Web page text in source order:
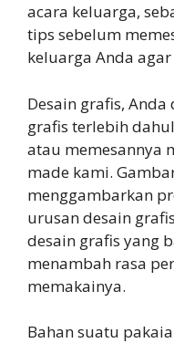
acara keluarga,
tips sebelum
keluarga Anda
Desain grafis,
grafis terlebih
atau memesannya
made kami.
menggambarkan
urusan desain
desain grafis yang
menambah rasa
memakainya.
Bahan suatu